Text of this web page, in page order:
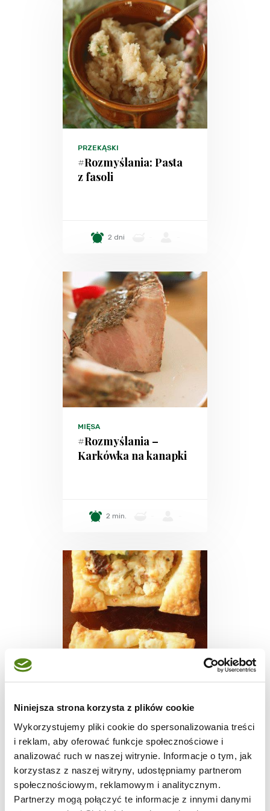
Niniejsza strona korzysta z plików cookie
Wykorzystujemy pliki cookie do spersonalizowania treści
i reklam, aby oferować funkcje społecznościowe i
analizować ruch w naszej witrynie. Informacje o tym, jak
korzystasz z naszej witryny, udostępniamy partnerom
społecznościowym, reklamowym i analitycznym.
Partnerzy mogą połączyć te informacje z innymi danymi
PRZEKĄSKI
#Rozmyślania: Pasta
z fasoli
2 dni
MIĘSA
#Rozmyślania –
Karkówka na kanapki
2 min.
TARTY
#Jak poradzić sobie z
jesienną chandrą cz 1?
35 min.